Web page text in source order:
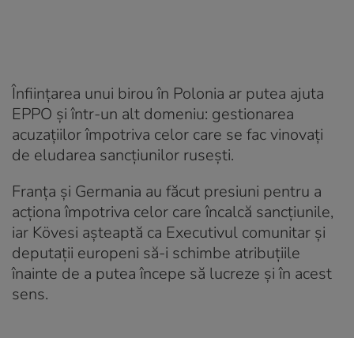
Înfiinţarea unui birou în Polonia ar putea ajuta
EPPO şi într-un alt domeniu: gestionarea
acuzaţiilor împotriva celor care se fac vinovaţi
de eludarea sancţiunilor ruseşti.
Franţa şi Germania au făcut presiuni pentru a
acţiona împotriva celor care încalcă sancţiunile,
iar Kövesi aşteaptă ca Executivul comunitar şi
deputaţii europeni să-i schimbe atribuţiile
înainte de a putea începe să lucreze şi în acest
sens.